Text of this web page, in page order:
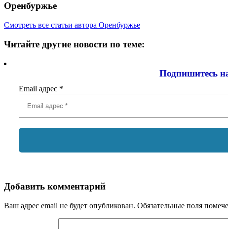
Оренбуржье
Смотреть все статьи автора Оренбуржье
Читайте другие новости по теме:
Подпишитесь
Email адрес *
Добавить комментарий
Ваш адрес email не будет опубликован. Обязательные поля